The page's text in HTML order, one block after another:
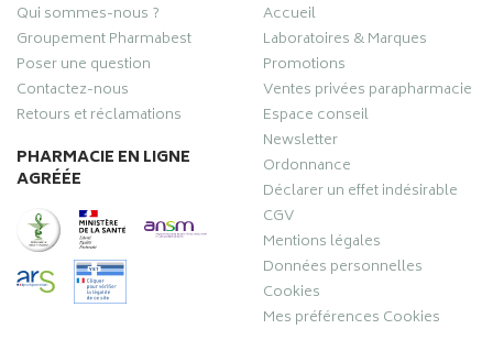
Qui sommes-nous ?
Groupement Pharmabest
Poser une question
Contactez-nous
Retours et réclamations
PHARMACIE EN LIGNE
AGRÉÉE
Accueil
Laboratoires & Marques
Promotions
Ventes privées parapharmacie
Espace conseil
Newsletter
Ordonnance
Déclarer un effet indésirable
CGV
Mentions légales
Données personnelles
Cookies
Mes préférences Cookies